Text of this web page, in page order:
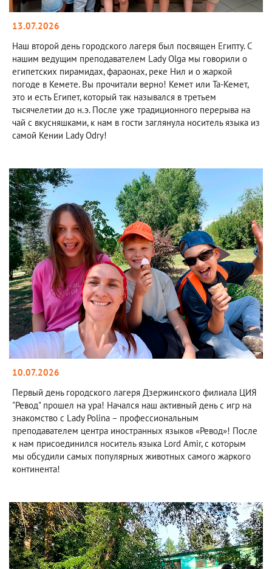
13.07.2026
Наш второй день городского лагеря был посвящен Египту. С
нашим ведущим преподавателем Lady Olga мы говорили о
египетских пирамидах, фараонах, реке Нил и о жаркой
погоде в Кемете. Вы прочитали верно! Кемет или Та-Кемет,
это и есть Египет, который так назывался в третьем
тысячелетии до н.э. После уже традиционного перерыва на
чай с вкусняшками, к нам в гости заглянула носитель языка из
самой Кении Lady Odry!
10.07.2026
Первый день городского лагеря Дзержинского филиала ЦИЯ
"Ревод" прошел на ура! Начался наш активный день с игр на
знакомство с Lady Polina – профессиональным
преподавателем центра иностранных языков «Ревод»! После
к нам присоединился носитель языка Lord Amir, с которым
мы обсудили самых популярных животных самого жаркого
континента!